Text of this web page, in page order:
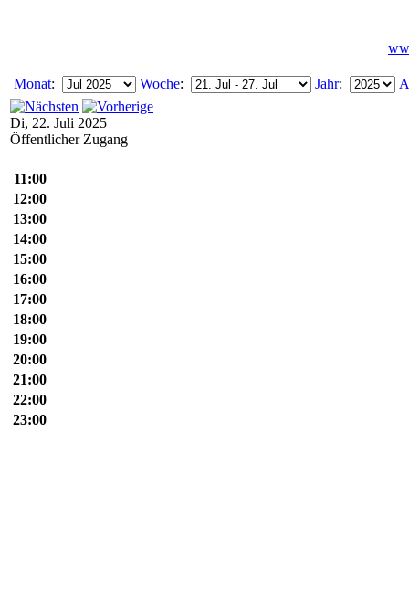
Monat: Woche: Jahr:
Di, 22. Juli 2025
Öffentlicher Zugang
11:00
12:00
13:00
14:00
15:00
16:00
17:00
18:00
19:00
20:00
21:00
22:00
23:00